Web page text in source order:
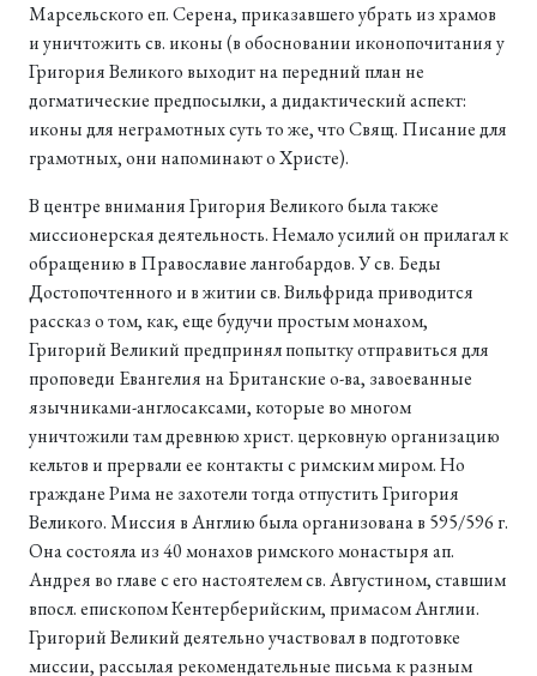
Марсельского еп. Серена, приказавшего убрать из храмов
и уничтожить св. иконы (в обосновании иконопочитания у
Григория Великого выходит на передний план не
догматические предпосылки, а дидактический аспект:
иконы для неграмотных суть то же, что Свящ. Писание для
грамотных, они напоминают о Христе).
В центре внимания Григория Великого была также
миссионерская деятельность. Немало усилий он прилагал к
обращению в Православие лангобардов. У св. Беды
Достопочтенного и в житии св. Вильфрида приводится
рассказ о том, как, еще будучи простым монахом,
Григорий Великий предпринял попытку отправиться для
проповеди Евангелия на Британские о-ва, завоеванные
язычниками-англосаксами, которые во многом
уничтожили там древнюю христ. церковную организацию
кельтов и прервали ее контакты с римским миром. Но
граждане Рима не захотели тогда отпустить Григория
Великого. Миссия в Англию была организована в 595/596 г.
Она состояла из 40 монахов римского монастыря ап.
Андрея во главе с его настоятелем св. Августином, ставшим
впосл. епископом Кентерберийским, примасом Англии.
Григорий Великий деятельно участвовал в подготовке
миссии, рассылая рекомендательные письма к разным